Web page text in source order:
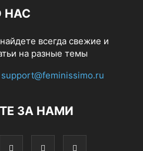
НАС
всегда свежие и
на разные темы
support@feminissimo.ru
ЗА НАМИ